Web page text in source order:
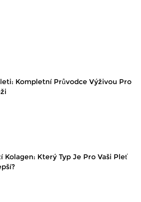
Kompletní Průvodce Výživou Pro
Kolagen: Který Typ Je Pro Vaši Pleť